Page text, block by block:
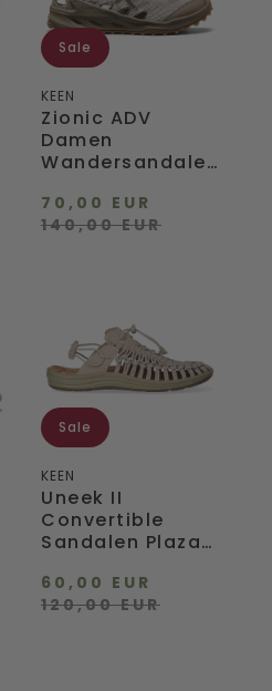
Sale
KEEN
Zionic ADV
Damen
Wandersandalen
70,00 EUR
140,00 EUR
Convertible
Sandalen
Plaza
Taupe/Plaza
Taupe
Sale
KEEN
Uneek II
Convertible
Sandalen Plaza
Taupe
60,00 EUR
120,00 EUR